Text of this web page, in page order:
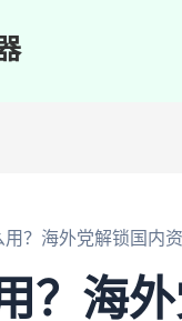
用？海外党解锁国内
？海